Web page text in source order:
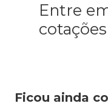
Entre
Ficou ainda